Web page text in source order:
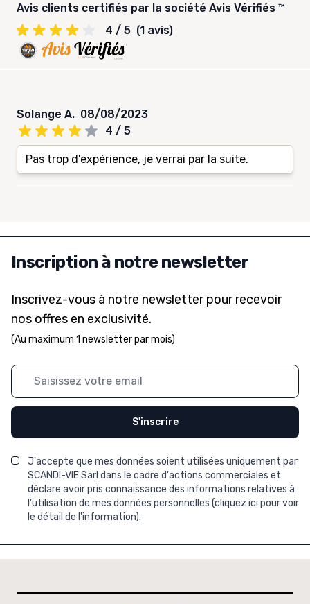
Avis clients certifiés par la société Avis Vérifiés ™
4 / 5 (1 avis)
Solange A. 08/08/2023
4 / 5
Pas trop d'expérience, je verrai par la suite.
Inscription à notre newsletter
Inscrivez-vous à notre newsletter pour recevoir
nos offres en exclusivité.
(Au maximum 1 newsletter par mois)
Adresse mail
S'inscrire
J'accepte que mes données soient utilisées uniquement par
SCANDI-VIE Sarl dans le cadre d'actions commerciales et
déclare avoir pris connaissance des informations relatives à
l'utilisation de mes données personnelles (cliquez ici pour voir
le détail de l'information).